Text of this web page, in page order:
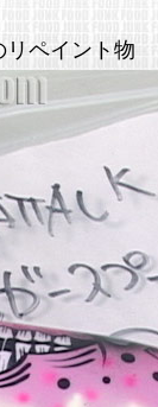
リペイント物